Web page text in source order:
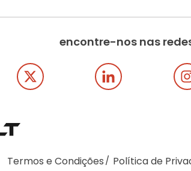
encontre-nos nas
Termos e Condições Política de